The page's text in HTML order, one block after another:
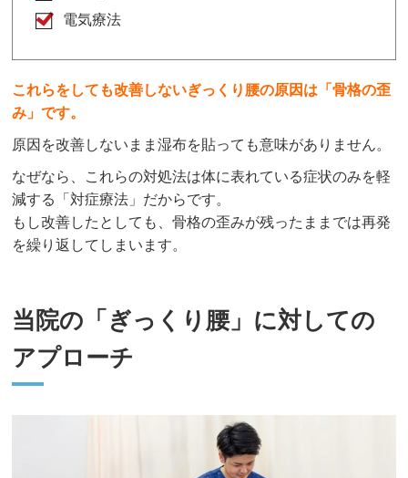
電気療法
これらをしても改善しないぎっくり腰の原因は「骨格の歪
み」です。
原因を改善しないまま湿布を貼っても意味がありません。
なぜなら、これらの対処法は体に表れている症状のみを軽
減する「対症療法」だからです。
もし改善したとしても、骨格の歪みが残ったままでは再発
を繰り返してしまいます。
当院の「ぎっくり腰」に対しての
アプローチ